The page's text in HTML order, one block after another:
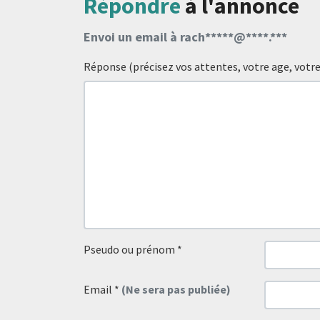
Répondre à l'annonce
Envoi un email à rach*****@****.***
Réponse (précisez vos attentes, votre age,
Pseudo ou prénom *
Email * (Ne sera pas publiée)